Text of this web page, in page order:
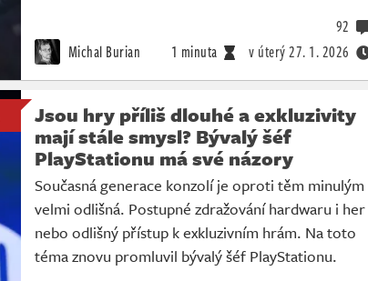
Michal Burian 1 minuta v úterý27. 1. 2026
92
Jsou hry příliš dlouhé a exkluzivity
mají stále smysl? Bývalý šéf
PlayStationu má své názory
Současná generace konzolí je oproti těm minulým
velmi odlišná. Postupné zdražování hardwaru i her
nebo odlišný přístup k exkluzivním hrám. Na toto
téma znovu promluvil bývalý šéf PlayStationu.